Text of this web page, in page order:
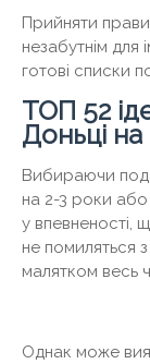
Прийняти
незабутнім для
готові списки
ТОП 52
Доньці
Вибираючи
на 2-3 роки або
у впевненості,
не помиляться
малятком весь
Однак може